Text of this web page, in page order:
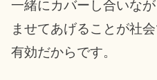
一緒にカバーし合いな
ませてあげることが社
有効だからです。